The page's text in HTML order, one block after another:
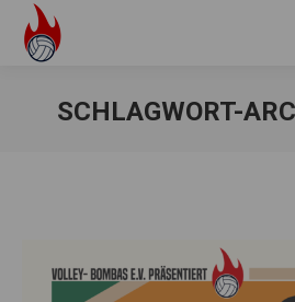
SCHLAGWORT-